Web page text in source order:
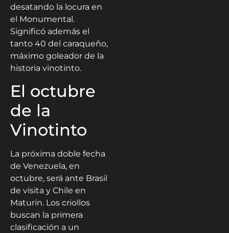
desatando la locura en
el Monumental.
Significó además el
tanto 40 del caraqueño,
máximo goleador de la
historia vinotinto.
El octubre
de la
Vinotinto
La próxima doble fecha
de Venezuela, en
octubre, será ante Brasil
de visita y Chile en
Maturín. Los criollos
buscan la primera
clasificación a un